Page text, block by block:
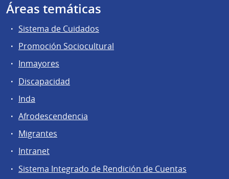
Áreas temáticas
Sistema de Cuidados
Promoción Sociocultural
Inmayores
Discapacidad
Inda
Afrodescendencia
Migrantes
Intranet
Sistema Integrado de Rendición de Cuentas